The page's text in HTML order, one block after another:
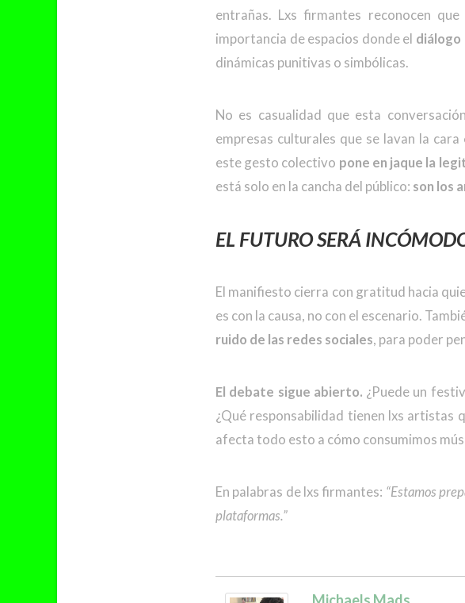
entrañas. Lxs firmantes reconocen
importancia de espacios donde el
dinámicas punitivas o simbólicas.
No es casualidad que esta
empresas culturales que se lavan la
este gesto colectivo pone en jaque la
está solo en la cancha del público: son los
EL FUTURO SERÁ
El manifiesto cierra con gratitud hacia
es con la causa, no con el escenario.
ruido de las redes sociales, para poder
El debate sigue abierto. ¿Puede un
¿Qué responsabilidad tienen lxs artistas
afecta todo esto a cómo consumimos
En palabras de lxs firmantes: “Estamos
plataformas.”